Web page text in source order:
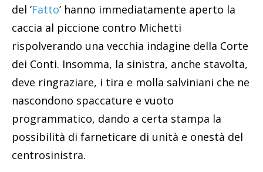
del ‘Fatto’ hanno immediatamente aperto la
caccia al piccione contro Michetti
rispolverando una vecchia indagine della Corte
dei Conti. Insomma, la sinistra, anche stavolta,
deve ringraziare, i tira e molla salviniani che ne
nascondono spaccature e vuoto
programmatico, dando a certa stampa la
possibilità di farneticare di unità e onestà del
centrosinistra.